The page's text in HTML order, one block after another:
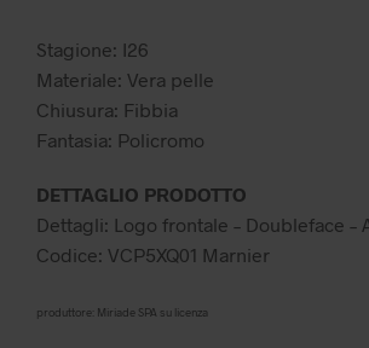
Stagione: I26
Materiale: Vera pelle
Chiusura: Fibbia
Fantasia: Policromo
DETTAGLIO PRODOTTO
Dettagli: Logo frontale – Doubleface –
Codice: VCP5XQ01 Marnier
produttore: Miriade SPA su licenza